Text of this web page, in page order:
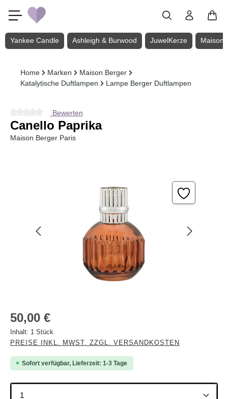
Zum Hauptinhalt springen
Yankee Candle Ashleigh & Burwood JuwelKerze Maison
Home Marken
Maison Berger
Katalytische Duftlampen
Lampe Berger Duftlampen
Durchschnittliche Bewertung von 0 von 5 Sternen
Bewerten
Canello Paprika
Maison Berger Paris
Regulärer Preis:
50,00 €
Inhalt: 1 Stück
PREISE INKL. MWST. ZZGL. VERSANDKOSTEN
Sofort verfügbar, Lieferzeit: 1-3 Tage
Produkt Anzahl: Gib den gewünschten Wert ein